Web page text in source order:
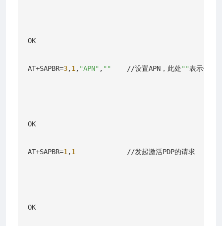
OK
AT+SAPBR=3,1 , "APN" , ""
    //设置APN，此处
""表示使用
OK
AT+SAPBR=1 ,1
             //发起激活PDP的请求
OK